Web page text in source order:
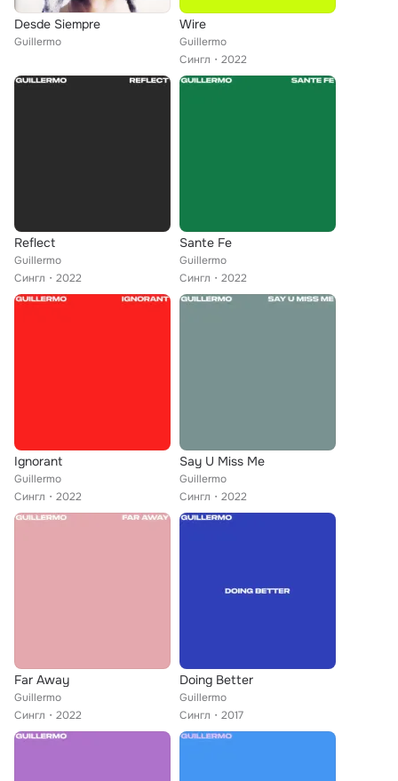
Desde Siempre
Guillermo
Wire
Guillermo
Сингл
2022
Reflect
Guillermo
Сингл
2022
Sante Fe
Guillermo
Сингл
2022
Ignorant
Guillermo
Сингл
2022
Say U Miss Me
Guillermo
Сингл
2022
Far Away
Guillermo
Сингл
2022
Doing Better
Guillermo
Сингл
2017